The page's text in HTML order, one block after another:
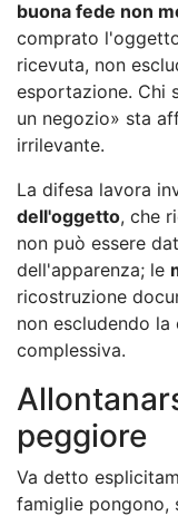
buona fede non
comprato
ricevuta, non
esportazione. Chi
un negozio» sta
irrilevante.
La difesa lavora
dell'oggetto, che
non può essere
dell'apparenza; le
ricostruzione
non escludendo
complessiva.
peggiore
Va detto
famiglie pongono,